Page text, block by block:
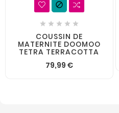

    
COUSSIN DE
MATERNITE DOOMOO
TETRA TERRACOTTA
79,99 €